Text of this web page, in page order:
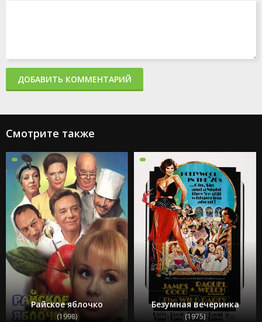
ДОБАВИТЬ КОММЕНТАРИЙ
Смотрите также
Райское яблочко
(1998)
Безумная вечеринка
(1975)